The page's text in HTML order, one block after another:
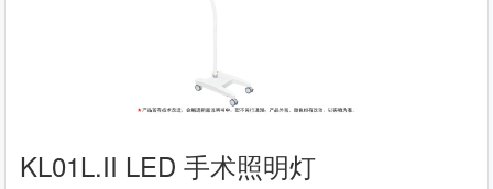
KL01L.II LED 手术照明灯